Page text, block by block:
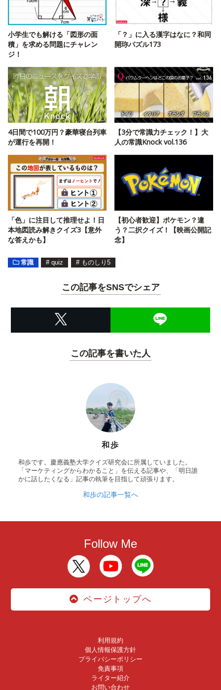
小学生でも解ける「図形の面
積」を求める問題にチャレン
ジ！
「？」に入る漢字はなに？和同
開珎パズル173
4日間で100万円？豪華寝台列車
が運行を再開！
【3分で常識力チェック！】大
人の常識Knock vol.136
「色」に注目して推理せよ！日
本地図読み解きクイズ3【意外
な答えかも】
【初心者歓迎】ポケモン？違
う？二択クイズ！【映画公開記
念】
常識 # quiz # ものしり5
この記事をSNSでシェア
この記事を書いた人
和歩
和歩です。慶應義塾大学クイズ研究会に所属していました。
「マーケティングからわかること」を伝える記事や、「明日誰
かに話したくなる」記事の執筆を目指して頑張ります。
和歩の記事一覧へ
Follow Me
ページトップへ
利用規約
個人情報保護方針
プライバシーポリシー
免責事項
ライター紹介
お問い合わせ